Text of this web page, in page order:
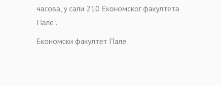
часова, у сали 210 Економског факултета
Пале .
Економски факултет Пале